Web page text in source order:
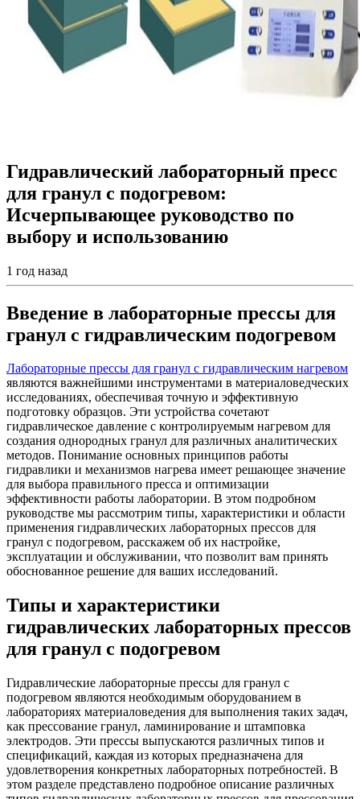
Гидравлический лабораторный пресс
для гранул с подогревом:
Исчерпывающее руководство по
выбору и использованию
1 год назад
Введение в лабораторные прессы для
гранул с гидравлическим подогревом
Лабораторные прессы для гранул с гидравлическим нагревом
являются важнейшими инструментами в материаловедческих
исследованиях, обеспечивая точную и эффективную
подготовку образцов. Эти устройства сочетают
гидравлическое давление с контролируемым нагревом для
создания однородных гранул для различных аналитических
методов. Понимание основных принципов работы
гидравлики и механизмов нагрева имеет решающее значение
для выбора правильного пресса и оптимизации
эффективности работы лаборатории. В этом подробном
руководстве мы рассмотрим типы, характеристики и области
применения гидравлических лабораторных прессов для
гранул с подогревом, расскажем об их настройке,
эксплуатации и обслуживании, что позволит вам принять
обоснованное решение для ваших исследований.
Типы и характеристики
гидравлических лабораторных прессов
для гранул с подогревом
Гидравлические лабораторные прессы для гранул с
подогревом являются необходимым оборудованием в
лабораториях материаловедения для выполнения таких задач,
как прессование гранул, ламинирование и штамповка
электродов. Эти прессы выпускаются различных типов и
спецификаций, каждая из которых предназначена для
удовлетворения конкретных лабораторных потребностей. В
этом разделе представлено подробное описание различных